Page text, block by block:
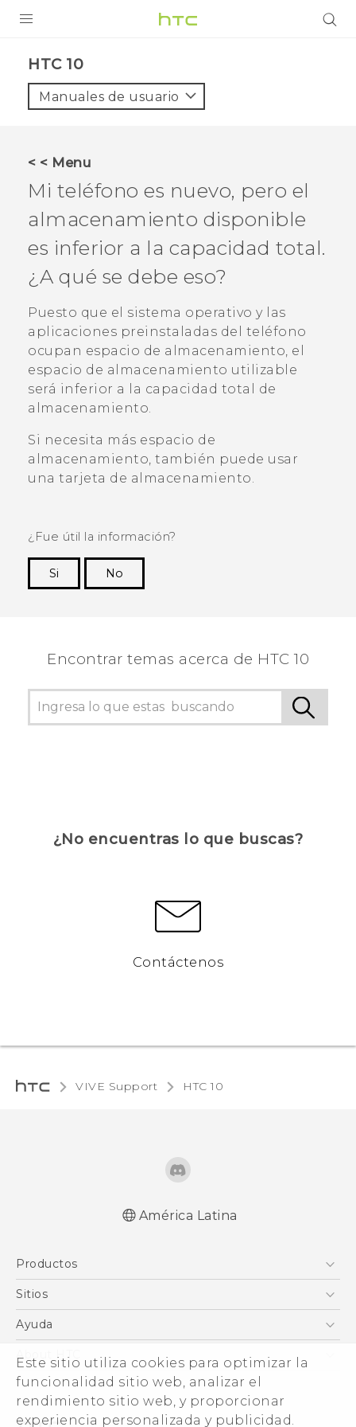
Este sitio utiliza cookies para optimizar la
funcionalidad sitio web, analizar el
rendimiento sitio web, y proporcionar
experiencia personalizada y publicidad.
VIVE
VIVERSE
AYUDA
HTC Devices & Accessories
Video Tutorials
HTC 10‎
Manuales de usuario
< < Menu
Mi teléfono es nuevo, pero el
almacenamiento disponible
es inferior a la capacidad total.
¿A qué se debe eso?
Puesto que el sistema operativo y las
aplicaciones preinstaladas del teléfono
ocupan espacio de almacenamiento, el
espacio de almacenamiento utilizable
será inferior a la capacidad total de
almacenamiento.
Si necesita más espacio de
almacenamiento, también puede usar
una tarjeta de almacenamiento.
¿Fue útil la información?
Si
No
Encontrar temas acerca de HTC 10
¿No encuentras lo que buscas?
Contáctenos
VIVE Support HTC 10‎
seguridad
English - Safety and regulatory guide
América Latina
Productos
5G
EXODUS
VIVE
VIVEPORT
Sitios
HTC Desarrollo
VIVE
Ayuda
About HTC
ESG
Seguridad del producto